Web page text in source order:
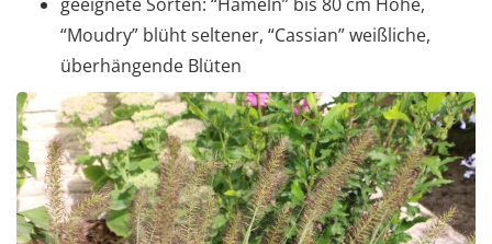
“Moudry” blüht seltener, “Cassian” weißliche,
überhängende Blüten